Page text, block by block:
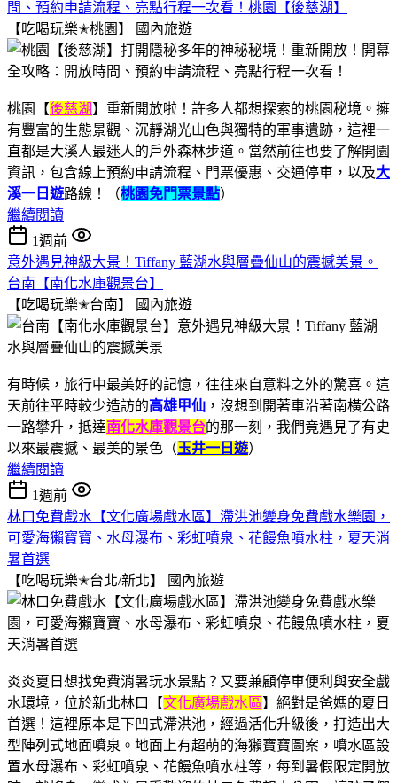
間、預約申請流程、亮點行程一次看！桃園【後慈湖】
【吃喝玩樂✭桃園】
國內旅遊
桃園【後慈湖】重新開放啦！許多人都想探索的桃園秘境。擁
有豐富的生態景觀、沉靜湖光山色與獨特的軍事遺跡，這裡一
直都是大溪人最迷人的戶外森林步道。當然前往也要了解開園
資訊，包含線上預約申請流程、門票優惠、交通停車，以及大
溪一日遊路線！（桃園免門票景點）
繼續閱讀
1週前
意外遇見神級大景！Tiffany 藍湖水與層疊仙山的震撼美景。
台南【南化水庫觀景台】
【吃喝玩樂✭台南】
國內旅遊
有時候，旅行中最美好的記憶，往往來自意料之外的驚喜。這
天前往平時較少造訪的高雄甲仙 ，沒想到開著車沿著南橫公路
一路攀升，抵達南化水庫觀景台的那一刻，我們竟遇見了有史
以來最震撼、最美的景色（玉井一日遊）
繼續閱讀
1週前
林口免費戲水【文化廣場戲水區】滯洪池變身免費戲水樂園，
可愛海獺寶寶、水母瀑布、彩虹噴泉、花饅魚噴水柱，夏天消
暑首選
【吃喝玩樂✭台北/新北】
國內旅遊
炎炎夏日想找免費消暑玩水景點？又要兼顧停車便利與安全戲
水環境，位於新北林口【文化廣場戲水區】絕對是爸媽的夏日
首選！這裡原本是下凹式滯洪池，經過活化升級後，打造出大
型陣列式地面噴泉。地面上有超萌的海獺寶寶圖案，噴水區設
置水母瀑布、彩虹噴泉、花饅魚噴水柱等，每到暑假限定開放